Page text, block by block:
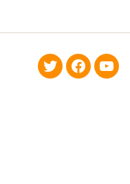
twitter